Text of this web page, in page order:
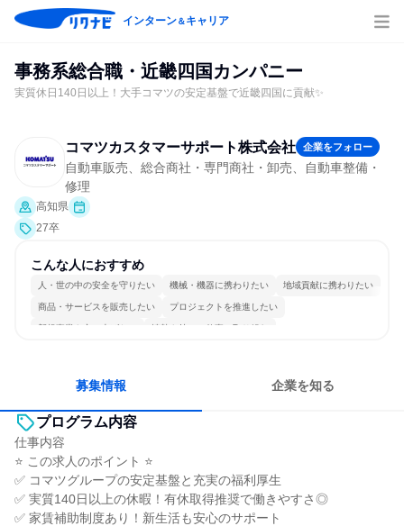
インターン＆キャリア
事務系総合職・近畿四国カンパニー
実質休日140日以上！大手コマツの安定基盤で近畿四国に貢献✨
コマツカスタマーサポート株式会社 企業をフォロー
自動車販売、総合商社・専門商社・卸売、自動車整備・
修理
高知県
27卒
こんな人におすすめ
人・世の中の安全を守りたい 機械・機器に携わりたい 地域貢献に携わりたい
商品・サービスを販売したい プロジェクトを推進したい
新規事業を立ち上げたい 情熱を持って仕事に取り組む
募集情報 企業を知る
プログラム内容
仕事内容
⭐ この求人のポイント ⭐
✅ コマツグループの安定基盤と充実の福利厚生
✅ 実質140日以上の休暇！有休取得推奨で働きやすさ◎
✅ 家賃補助制度あり！新生活も安心のサポート